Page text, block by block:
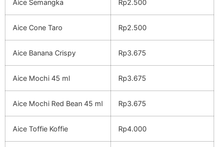
Aice Semangka Rp2.500
Aice Cone Taro Rp2.500
Aice Banana Crispy Rp3.675
Aice Mochi 45 ml Rp3.675
Aice Mochi Red Bean 45 ml Rp3.675
Aice Toffie Koffie Rp4.000